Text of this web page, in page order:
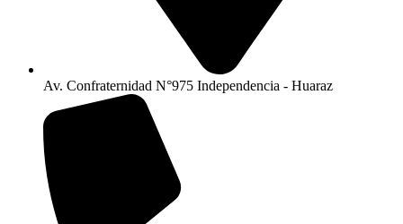
Av. Confraternidad N°975 Independencia - Huaraz